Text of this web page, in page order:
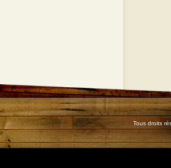
Tous droits